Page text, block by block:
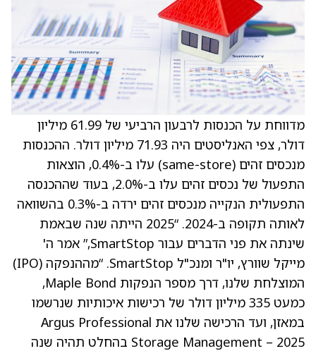
מדווחת על הכנסות לרבעון הרביעי של 61.99 מיליון
דולר, צפי האנליסטים היה 71.93 מיליון דולר. ההכנסות
מנכסים זהים (same-store) עלו ב-0.4%, הוצאות
התפעול של נכסים זהים עלו ב-2.0%, בעוד שההכנסה
התפעולית הנקייה מנכסים זהים ירדה ב-0.3% בהשוואה
לאותה תקופה ב-2024. “2025 הייתה שנה שבאמת
שינתה את פני הדברים עבור SmartStop,” אמר ה'
מייקל שוורץ, יו"ר ומנכ"ל SmartStop. “מההנפקה (IPO)
המוצלחת שלנו, דרך מספר הנפקות Maple Bond,
כמעט 335 מיליון דולר של רכישות איכותיות שנרשמו
במאזן, ועד הרכישה שלנו את Argus Professional
Storage Management – 2025 בהחלט תהיה שנה